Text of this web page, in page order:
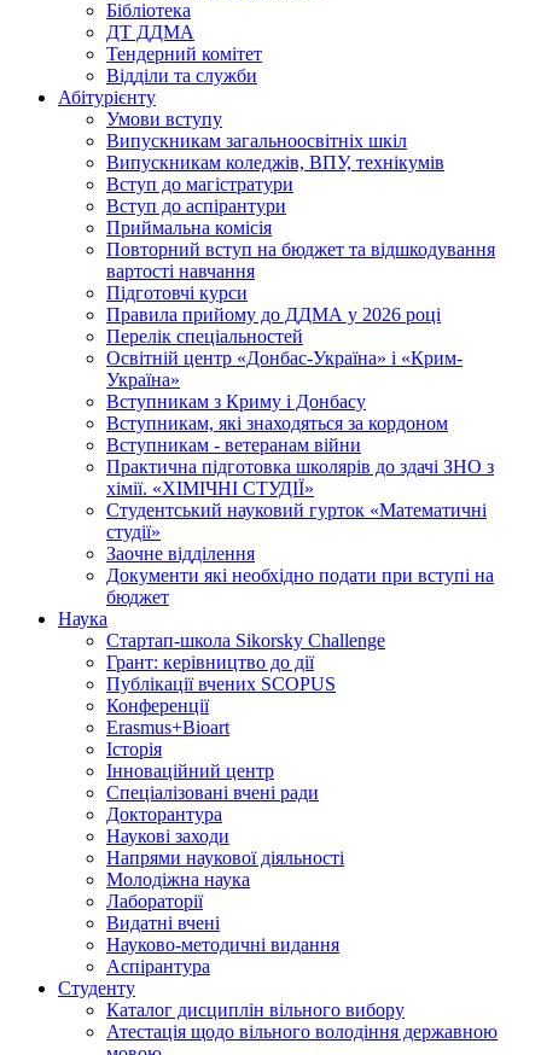
Бібліотека
ДТ ДДМА
Тендерний комітет
Відділи та служби
Абітурієнту
Умови вступу
Випускникам загальноосвітніх шкіл
Випускникам коледжів, ВПУ, технікумів
Вступ до магістратури
Вступ до аспірантури
Приймальна комісія
Повторний вступ на бюджет та відшкодування
вартості навчання
Підготовчі курси
Правила прийому до ДДМА у 2026 році
Перелік спеціальностей
Освітній центр «Донбас-Україна» і «Крим-
Україна»
Вступникам з Криму і Донбасу
Вступникам, які знаходяться за кордоном
Вступникам - ветеранам війни
Практична підготовка школярів до здачі ЗНО з
хімії. «ХІМІЧНІ СТУДІЇ»
Студентський науковий гурток «Математичні
студії»
Заочне відділення
Документи які необхідно подати при вступі на
бюджет
Наука
Стартап-школа Sikorsky Challenge
Грант: керівництво до дії
Публікації вчених SCOPUS
Конференції
Erasmus+Bioart
Історія
Інноваційний центр
Спеціалізовані вчені ради
Докторантура
Наукові заходи
Напрями наукової діяльності
Молодіжна наука
Лабораторії
Видатні вчені
Науково-методичні видання
Аспірантура
Студенту
Каталог дисциплін вільного вибору
Атестація щодо вільного володіння державною